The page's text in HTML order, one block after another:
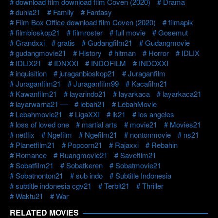
dunia21
Family
Fantasy
Film Box Office download film Coven (2020)
filmapik
filmbioskop21
filmroster full movie
Gosemut
Grandxxi
gratis Gudangfilm21
Gudangmovie
gudangmovie21
History hitman Horror
IDLIX
IDLIX21
IDNXXI INDOFILM
INDOXXI
inquisition
juraganbioskop21
Juraganfilm
Juraganfilm21
Juraganfilm99
Kacafilm21
Kawanfilm21
layarindo21 layarkaca
layarkaca21
layarwarna21 —
lebah21
LebahMovie
Lebahmovie21
LigaXXI lk21
los angeles
loss of loved one
martial arts movie21
Movies21
netflix
Ngefilm Ngefilm21 nontonmovie
ns21
Planetfilm21
Popcorn21 Rajaxxi
Rebahin
Romance
Ruangmovie21
Savefilm21
Sobatfilm21
Sobatkeren
Sobatmovie21
Sobatnonton21
sub indo
Subtitle Indonesia
subtitle indonesia cgv21
Terbit21
Thriller
Waktu21
War
RELATED MOVIES